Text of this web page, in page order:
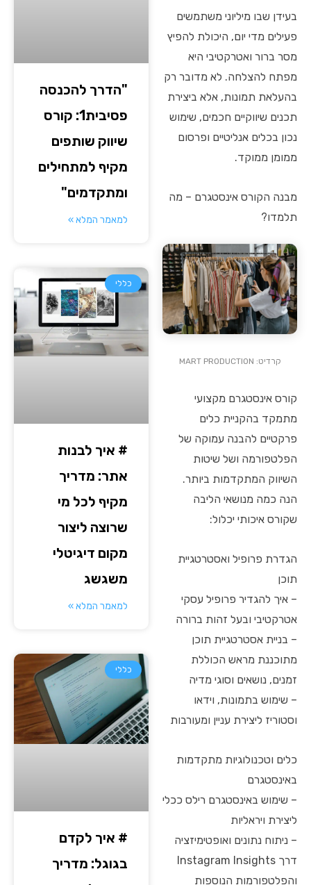
בעידן שבו מיליוני משתמשים
פעילים מדי יום, היכולת להפיץ
מסר ברור ואטרקטיבי היא
מפתח להצלחה. לא מדובר רק
בהעלאת תמונות, אלא ביצירת
תכנים שיווקיים חכמים, שימוש
נכון בכלים אנליטיים ופרסום
ממומן ממוקד.
מבנה הקורס אינסטגרם – מה
תלמדו?
קרדיט: MART PRODUCTION
קורס אינסטגרם מקצועי
מתמקד בהקניית כלים
פרקטיים להבנה עמוקה של
הפלטפורמה ושל שיטות
השיווק המתקדמות ביותר.
הנה כמה מנושאי הליבה
שקורס איכותי יכלול:
הגדרת פרופיל ואסטרטגיית
תוכן
– איך להגדיר פרופיל עסקי
אטרקטיבי ובעל זהות ברורה
– בניית אסטרטגיית תוכן
מתוכננת מראש הכוללת
זמנים, נושאים וסוגי מדיה
– שימוש בתמונות, וידאו
וסטוריז ליצירת עניין ומעורבות
כלים וטכנולוגיות מתקדמות
באינסטגרם
– שימוש באינסטגרם רילס ככלי
ליצירת ויראליות
– ניתוח נתונים ואופטימיזציה
דרך Instagram Insights
והפלטפורמות הנוספות
"הדרך להכנסה
פסיבית1: קורס
שיווק שותפים
מקיף למתחילים
ומתקדמים"
למאמר המלא »
כללי
# איך לבנות
אתר: מדריך
מקיף לכל מי
שרוצה ליצור
מקום דיגיטלי
משגשג
למאמר המלא »
כללי
# איך לקדם
בגוגל: מדריך